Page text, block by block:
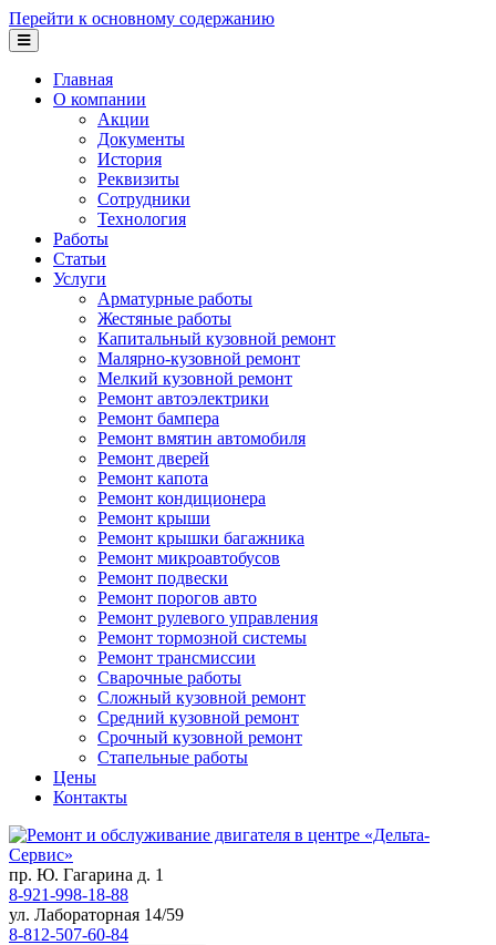
Перейти к основному содержанию
Главная
О компании
Акции
Документы
История
Реквизиты
Сотрудники
Технология
Работы
Статьи
Услуги
Арматурные работы
Жестяные работы
Капитальный кузовной ремонт
Малярно-кузовной ремонт
Мелкий кузовной ремонт
Ремонт автоэлектрики
Ремонт бампера
Ремонт вмятин автомобиля
Ремонт дверей
Ремонт капота
Ремонт кондиционера
Ремонт крыши
Ремонт крышки багажника
Ремонт микроавтобусов
Ремонт подвески
Ремонт порогов авто
Ремонт рулевого управления
Ремонт тормозной системы
Ремонт трансмиссии
Сварочные работы
Сложный кузовной ремонт
Средний кузовной ремонт
Срочный кузовной ремонт
Стапельные работы
Цены
Контакты
пр. Ю. Гагарина д. 1
8-921-998-18-88
ул. Лабораторная 14/59
8-812-507-60-84